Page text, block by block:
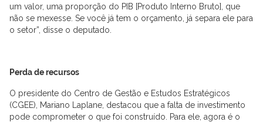
um valor, uma proporção do PIB [Produto Interno Bruto], que
não se mexesse. Se você já tem o orçamento, já separa ele para
o setor”, disse o deputado.
Perda de recursos
O presidente do Centro de Gestão e Estudos Estratégicos
(CGEE), Mariano Laplane, destacou que a falta de investimento
pode comprometer o que foi construído. Para ele, agora é o